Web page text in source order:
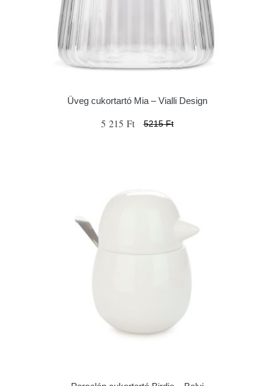
Üveg cukortartó Mia – Vialli Design
5 215 Ft 5215 Ft